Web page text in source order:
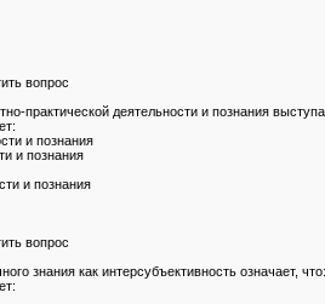
вопрос
практической деятельности и познания
и познания
и познания
и познания
вопрос
знания как интерсубъективность означает, что: